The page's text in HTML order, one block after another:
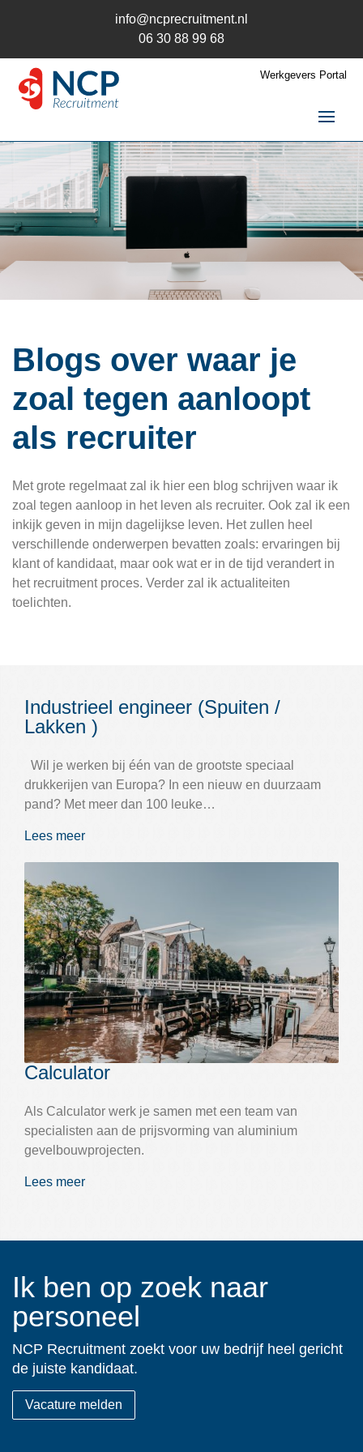
info@ncprecruitment.nl
06 30 88 99 68
Werkgevers Portal
Home
Vacatures
Recruitment uitbesteden
Recruitment Wervingsmix
Recruitment en AVG
Kandidaten
Over NCP Recruitment:
Over NCP Recruitment:
Contact
Blogs over waar je
zoal tegen aanloopt
als recruiter
Met grote regelmaat zal ik hier een blog schrijven waar ik
zoal tegen aanloop in het leven als recruiter. Ook zal ik een
inkijk geven in mijn dagelijkse leven. Het zullen heel
verschillende onderwerpen bevatten zoals: ervaringen bij
klant of kandidaat, maar ook wat er in de tijd verandert in
het recruitment proces. Verder zal ik actualiteiten
toelichten.
Industrieel engineer (Spuiten /
Lakken )
Wil je werken bij één van de grootste speciaal
drukkerijen van Europa? In een nieuw en duurzaam
pand? Met meer dan 100 leuke…
Lees meer
Calculator
Als Calculator werk je samen met een team van
specialisten aan de prijsvorming van aluminium
gevelbouwprojecten.
Lees meer
Ik ben op zoek naar
personeel
NCP Recruitment zoekt voor uw bedrijf heel gericht
de juiste kandidaat.
Vacature melden